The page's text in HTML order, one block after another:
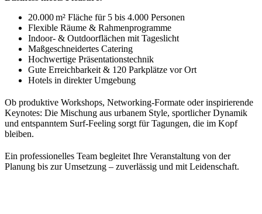
20.000 m² Fläche für 5 bis 4.000 Personen
Flexible Räume & Rahmenprogramme
Indoor- & Outdoorflächen mit Tageslicht
Maßgeschneidertes Catering
Hochwertige Präsentationstechnik
Gute Erreichbarkeit & 120 Parkplätze vor Ort
Hotels in direkter Umgebung
Ob produktive Workshops, Networking-Formate oder inspirierende
Keynotes: Die Mischung aus urbanem Style, sportlicher Dynamik
und entspanntem Surf-Feeling sorgt für Tagungen, die im Kopf
bleiben.
Ein professionelles Team begleitet Ihre Veranstaltung von der
Planung bis zur Umsetzung – zuverlässig und mit Leidenschaft.